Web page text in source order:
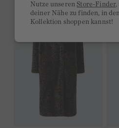
Nutze unserenStore-Finder,
deiner Nähe zu finden, in
Kollektion shoppen kannst!